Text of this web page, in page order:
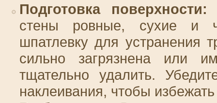
Подготовка поверхности:
стены ровные, сухие и
шпатлевку для устранения
сильно загрязнена или
тщательно удалить.
наклеивания, чтобы